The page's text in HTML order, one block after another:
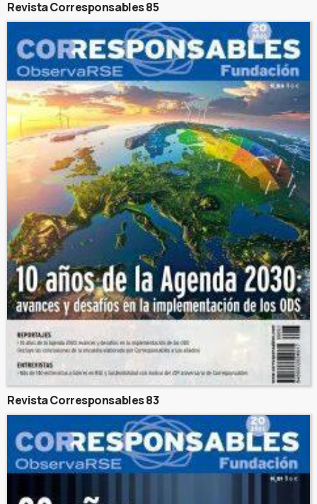
Revista Corresponsables 85
Revista Corresponsables 83